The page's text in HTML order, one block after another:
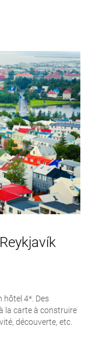
Laugafell,
hôtel 4*. Des
la carte à construire
découverte, etc.